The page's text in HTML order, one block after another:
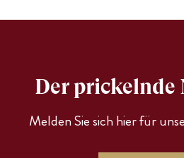
Der prickelnde
Melden Sie sich hier für